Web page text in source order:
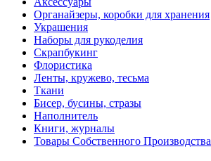
Органайзеры, коробки для хранения
Украшения
Наборы для рукоделия
Скрапбукинг
Флористика
Ленты, кружево, тесьма
Ткани
Бисер, бусины, стразы
Наполнитель
Книги, журналы
Товары Собственного Производства